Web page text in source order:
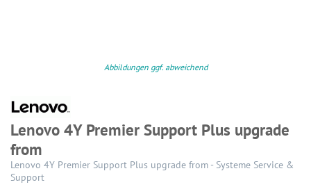
Abbildungen ggf. abweichend
Lenovo 4Y Premier Support Plus upgrade
from
Lenovo 4Y Premier Support Plus upgrade from - Systeme Service &
Support